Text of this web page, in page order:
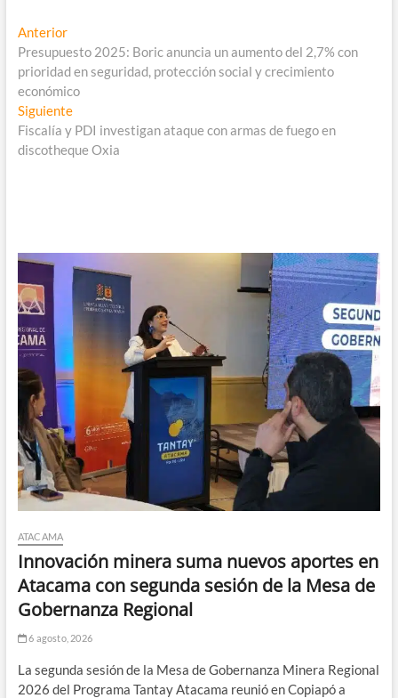
Navegación
de
entradas
AnteriorEntrada
anterior:
Presupuesto 2025: Boric anuncia un aumento del 2,7% con
prioridad en seguridad, protección social y crecimiento
económico
SiguienteEntrada
siguiente:
Fiscalía y PDI investigan ataque con armas de fuego en
discotheque Oxia
ATACAMA
Innovación minera suma nuevos aportes en
Atacama con segunda sesión de la Mesa de
Gobernanza Regional
6 agosto, 2026
La segunda sesión de la Mesa de Gobernanza Minera Regional
2026 del Programa Tantay Atacama reunió en Copiapó a